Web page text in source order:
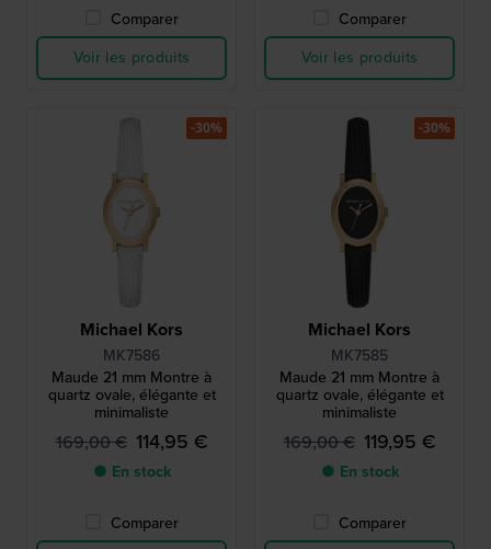
Comparer
Voir les produits
Comparer
Voir les produits
Michael Kors
MK7586
Maude 21 mm Montre à
quartz ovale, élégante et
minimaliste
169,00 € 114,95 €
● En stock
Comparer
-30%
Michael Kors
MK7585
Maude 21 mm Montre à
quartz ovale, élégante et
minimaliste
169,00 € 119,95 €
● En stock
Comparer
-30%